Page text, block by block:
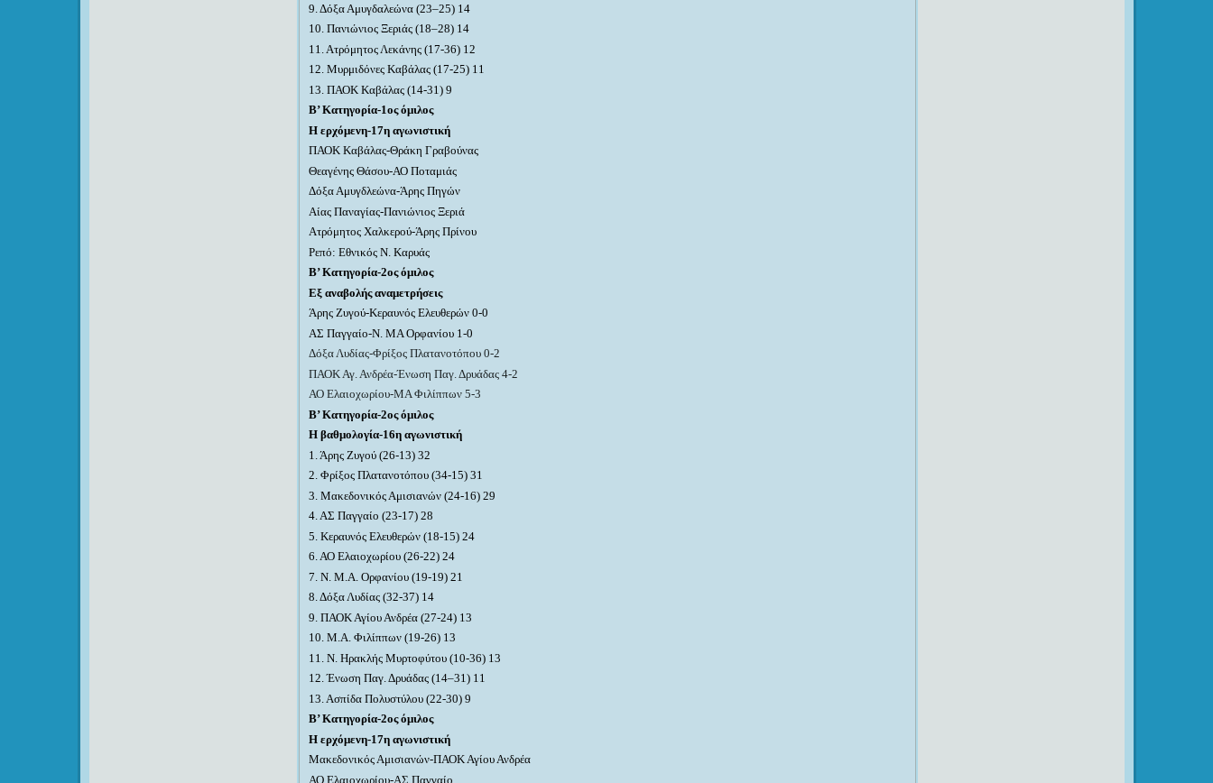
9 . Δόξα Αμυγδαλεώνα (23–25) 1 4
10. Πανιώνιος Ξεριάς (18–28) 14
1 1 . Ατρόμητος Λεκάνης (17-36)12
12. Μυρμιδόνες Καβάλας (17-25)11
1 3 ΠΑΟΚ Καβάλας (1 4-31 ) 9
Β’ Κατηγορία-1ος όμιλος
Η ερχόμενη-17η αγωνιστική
ΠΑΟΚ Καβάλας-Θράκη Γραβούνας
Θεαγένης Θάσου-ΑΟ Ποταμιάς
Δόξα Αμυγδλεώνα-Άρης Πηγών
Αίας Παναγίας-Πανιώνιος Ξεριά
Ατρόμητος Χαλκερού-Άρης Πρίνου
Ρεπό: Εθνικός Ν. Καρυάς
Β’ Κατηγορία-2ος όμιλος
Εξ αναβολής αναμετρήσεις
Άρης Ζυγού-Κεραυνός Ελευθερών 0-0
ΑΣ Παγγαίο-Ν. ΜΑ Ορφανίου 1-0
Δόξα Λυδίας-Φρίξος Πλατανοτόπου 0-2
ΠΑΟΚ Αγ. Ανδρέα-Ένωση Παγ. Δρυάδας 4-2
ΑΟ Ελαιοχωρίου-ΜΑ Φιλίππων 5-3
Β’ Κατηγορία-2ος όμιλος
Η βαθμολογία-16η αγωνιστική
1 . Άρης Ζυγού (26-13) 32
2. Φρίξος Πλατανοτόπου (34-15) 31
3 . Μακεδονικός Αμισιανών (24-1 6) 29
4. ΑΣ Παγγαίο (23-17) 28
5. Κεραυνός Ελευθερών (18-15) 24
6. ΑΟ Ελαιοχωρίου (26-22) 24
7. Ν. Μ.Α. Ορφανίου (19-1 9) 21
8. Δόξα Λυδίας (32-37) 14
9. ΠΑΟΚ Αγίου Ανδρέα (27-24) 13
10.Μ.Α. Φιλίππων (19-26) 13
1 1 . Ν. Ηρακλής Μυρτοφύτου (10-36) 13
12. Ένωση Παγ. Δρυάδας (14–31) 11
1 3. Ασπίδα Πολυστύλου (22-30) 9
Β’ Κατηγορία-2ος όμιλος
Η ερχόμενη-17η αγωνιστική
Μακεδονικός Αμισιανών-ΠΑΟΚ Αγίου Ανδρέα
ΑΟ Ελαιοχωρίου-ΑΣ Παγγαίο